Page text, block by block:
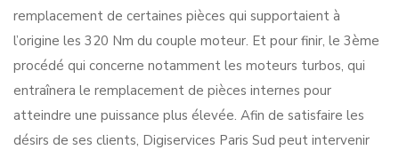
remplacement de certaines pièces qui supportaient à
l’origine les 320 Nm du couple moteur. Et pour finir, le 3ème
procédé qui concerne notamment les moteurs turbos, qui
entraînera le remplacement de pièces internes pour
atteindre une puissance plus élevée. Afin de satisfaire les
désirs de ses clients, Digiservices Paris Sud peut intervenir